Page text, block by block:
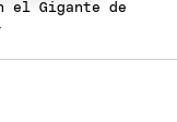
el Gigante de